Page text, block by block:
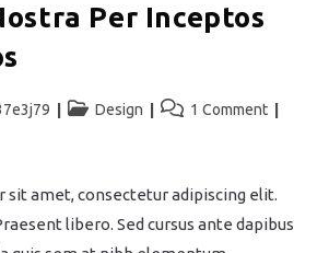
Per Inceptos
Design
1 Comment
sit amet, consectetur adipiscing elit.
libero. Sed cursus ante dapibus